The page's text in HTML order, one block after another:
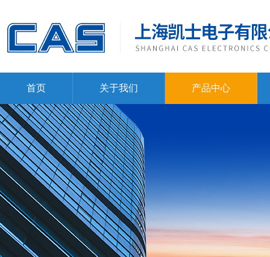
首页 关于我们 产品中心